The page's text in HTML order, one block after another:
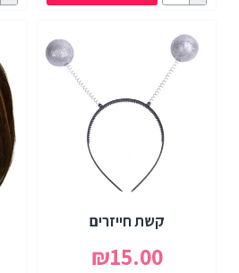
קשת חייזרים
₪15.00